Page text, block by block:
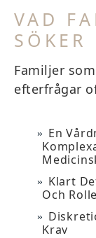
VAD
SÖKER
Familjer
efterfrågar
En
Klart
Och
Krav